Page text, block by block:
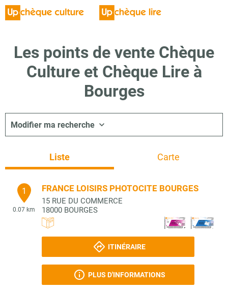
Les points de vente Chèque
Culture et Chèque Lire à
Bourges
Modifier ma recherche
Liste Carte
1
0.07 km
FRANCE LOISIRS PHOTOCITE BOURGES
15 RUE DU COMMERCE
18000 BOURGES
ITINÉRAIRE
PLUS D'INFORMATIONS